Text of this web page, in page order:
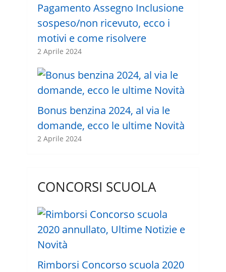
Pagamento Assegno Inclusione
sospeso/non ricevuto, ecco i
motivi e come risolvere
2 Aprile 2024
Bonus benzina 2024, al via le
domande, ecco le ultime Novità
2 Aprile 2024
CONCORSI SCUOLA
Rimborsi Concorso scuola 2020